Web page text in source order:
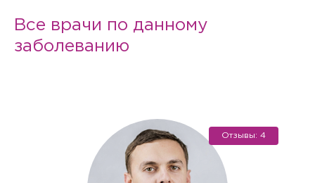
Все врачи по данному
заболеванию
Отзывы: 4